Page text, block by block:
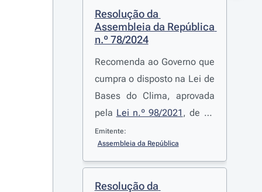
Resolução da
Assembleia da República
n.º 78/2024
Recomenda ao Governo que
cumpra o disposto na Lei de
Bases do Clima, aprovada
pela Lei n.º 98/2021 , de 31
de dezembro.
Emitente:
Assembleia da República
Resolução da